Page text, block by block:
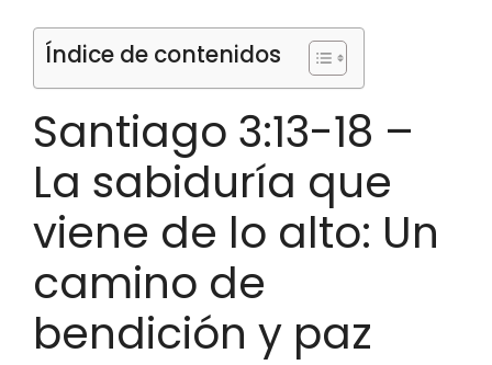
Índice de contenidos
Santiago 3:13-18 –
La sabiduría que
viene de lo alto: Un
camino de
bendición y paz